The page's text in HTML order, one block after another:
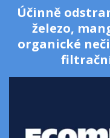
Účinně
železo,
organické